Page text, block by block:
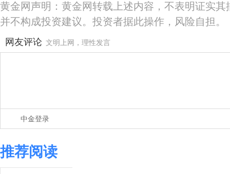
黄金网声明：黄金网转载上述内容，不表明证实
并不构成投资建议。投资者据此操作，风险自担。
网友评论 文明上网，理性发言
中金登录
推荐阅读